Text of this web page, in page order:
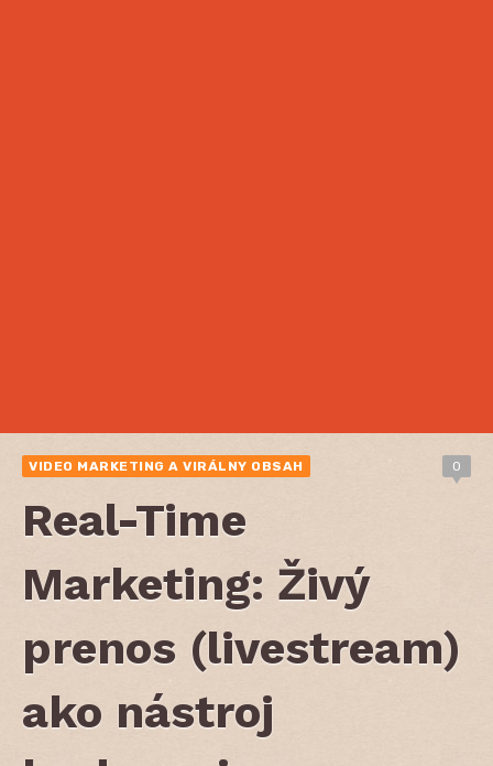
VIDEO MARKETING A VIRÁLNY OBSAH 0
Real-Time
Marketing: Živý
prenos (livestream)
ako nástroj